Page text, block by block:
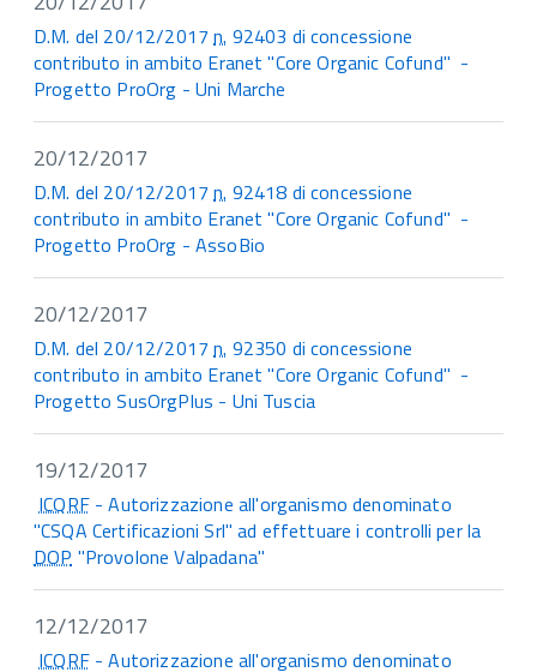
D.M. del 20/12/2017n. 92403 di concessione
contributo in ambito Eranet "Core Organic Cofund" -
Progetto ProOrg - Uni Marche
20/12/2017
D.M. del 20/12/2017n. 92418 di concessione
contributo in ambito Eranet "Core Organic Cofund" -
Progetto ProOrg - AssoBio
20/12/2017
D.M. del 20/12/2017n. 92350 di concessione
contributo in ambito Eranet "Core Organic Cofund" -
Progetto SusOrgPlus - Uni Tuscia
19/12/2017
ICQRF- Autorizzazione all'organismo denominato
"CSQA Certificazioni Srl" ad effettuare i controlli per la
DOP "Provolone Valpadana"
12/12/2017
ICQRF- Autorizzazione all'organismo denominato